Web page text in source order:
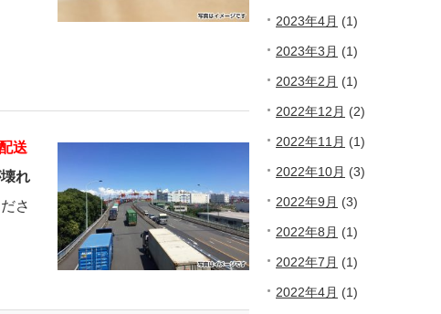
送
壊れ
さ
2023年4月 (1)
2023年3月 (1)
2023年2月 (1)
2022年12月 (2)
2022年11月 (1)
2022年10月 (3)
2022年9月 (3)
2022年8月 (1)
2022年7月 (1)
2022年4月 (1)